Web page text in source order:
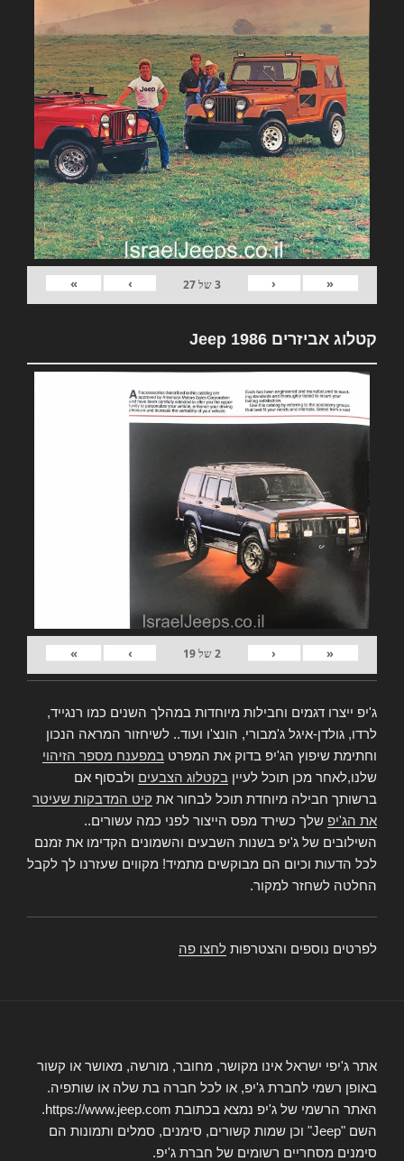
«
‹
3של27
›
»
קטלוג אביזרים Jeep 1986
«
‹
2של19
›
»
ג'יפ ייצרו דגמים וחבילות מיוחדות במהלך השנים כמו רנגייד,
לרדו, גולדן-איגל ג'מבורי, הונצ'ו ועוד.. לשיחזור המראה הנכון
וחתימת שיפוץ הג'יפ בדוק את המפרט במפענח מספר הזיהוי
שלנו,לאחר מכן תוכל לעיין בקטלוג הצבעים ולבסוף אם
ברשותך חבילה מיוחדת תוכל לבחור את קיט המדבקות שעיטר
את הג'יפ שלך כשירד מפס הייצור לפני כמה עשורים..
השילובים של ג'יפ בשנות השבעים והשמונים הקדימו את זמנם
לכל הדעות וכיום הם מבוקשים מתמיד! מקווים שעזרנו לך לקבל
החלטה לשחזר למקור.
לפרטים נוספים והצטרפות לחצו פה
אתר ג'יפי ישראל אינו מקושר, מחובר, מורשה, מאושר או קשור
באופן רשמי לחברת ג'יפ, או לכל חברה בת שלה או שותפיה.
האתר הרשמי של ג'יפ נמצא בכתובת https://www.jeep.com.
השם "Jeep" וכן שמות קשורים, סימנים, סמלים ותמונות הם
סימנים מסחריים רשומים של חברת ג'יפ.